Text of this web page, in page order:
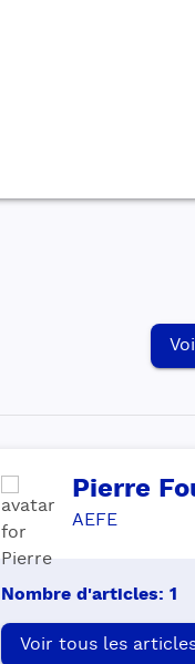
Pierre
AEFE
Nombre d'articles:1
Voir tous les